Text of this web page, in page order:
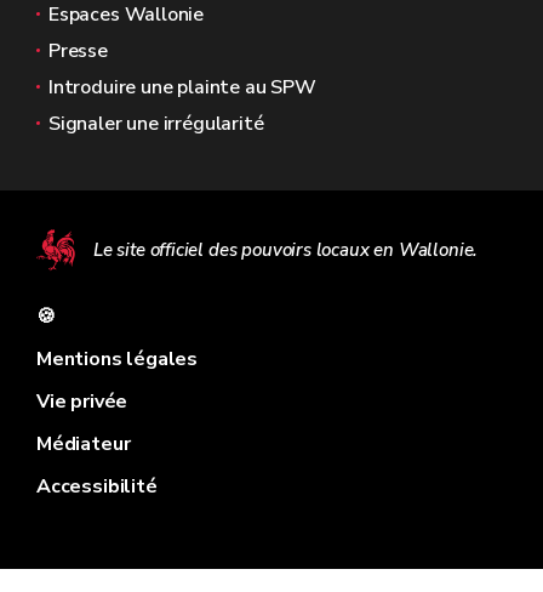
Espaces Wallonie
Presse
Introduire une plainte au SPW
Signaler une irrégularité
Le site officiel des pouvoirs locaux en Wallonie.
🍪
Mentions légales
Vie privée
Médiateur
Accessibilité